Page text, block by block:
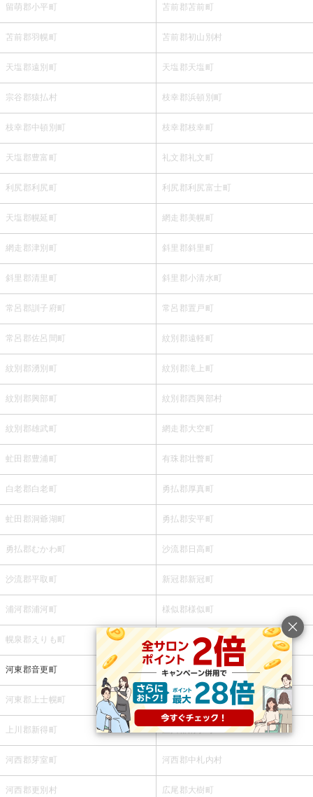
留萌郡小平町 苫前郡苫前町
苫前郡羽幌町 苫前郡初山別村
天塩郡遠別町 天塩郡天塩町
宗谷郡猿払村 枝幸郡浜頓別町
枝幸郡中頓別町 枝幸郡枝幸町
天塩郡豊富町 礼文郡礼文町
利尻郡利尻町 利尻郡利尻富士町
天塩郡幌延町 網走郡美幌町
網走郡津別町 斜里郡斜里町
斜里郡清里町 斜里郡小清水町
常呂郡訓子府町 常呂郡置戸町
常呂郡佐呂間町 紋別郡遠軽町
紋別郡湧別町 紋別郡滝上町
紋別郡興部町 紋別郡西興部村
紋別郡雄武町 網走郡大空町
虻田郡豊浦町 有珠郡壮瞥町
白老郡白老町 勇払郡厚真町
虻田郡洞爺湖町 勇払郡安平町
勇払郡むかわ町 沙流郡日高町
沙流郡平取町 新冠郡新冠町
浦河郡浦河町 様似郡様似町
幌泉郡えりも町 日高郡新ひだか町
河東郡音更町 河東郡士幌町
河東郡上士幌町 河東郡鹿追町
上川郡新得町 上川郡清水町
河西郡芽室町 河西郡中札内村
河西郡更別村 広尾郡大樹町